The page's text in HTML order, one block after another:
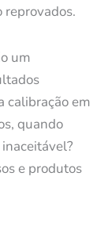
reprovados.
um
calibração em
quando
e produtos